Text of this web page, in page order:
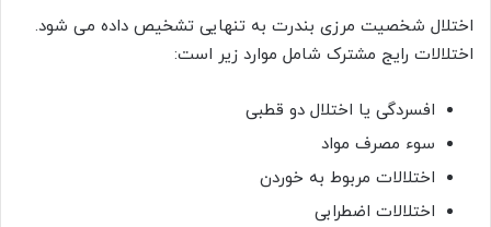
اختلال شخصیت مرزی بندرت به تنهایی تشخیص داده می شود.
اختلالات رایج مشترک شامل موارد زیر است:
افسردگی یا اختلال دو قطبی
سوء مصرف مواد
اختلالات مربوط به خوردن
اختلالات اضطرابی